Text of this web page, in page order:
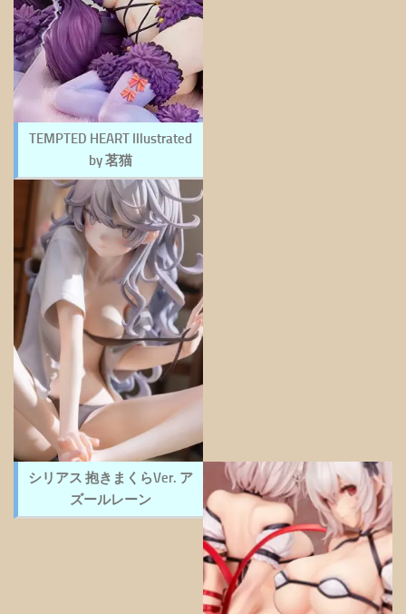
TEMPTED HEART Illustrated
by 茗猫
シリアス 抱きまくらVer. ア
ズールレーン